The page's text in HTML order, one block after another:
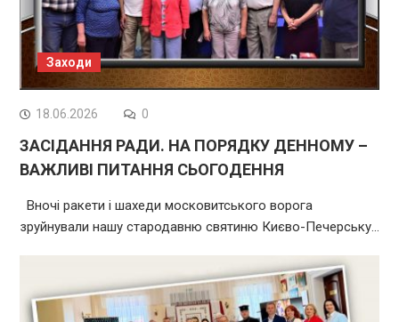
Заходи
18.06.2026 0
ЗАСІДАННЯ РАДИ. НА ПОРЯДКУ ДЕННОМУ –
ВАЖЛИВІ ПИТАННЯ СЬОГОДЕННЯ
Вночі ракети і шахеди московитського ворога
зруйнували нашу стародавню святиню Києво-Печерську…